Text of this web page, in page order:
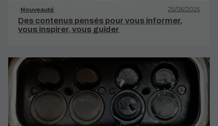
Nouveauté 25/06/2025
Des contenus pensés pour vous informer,
vous inspirer, vous guider